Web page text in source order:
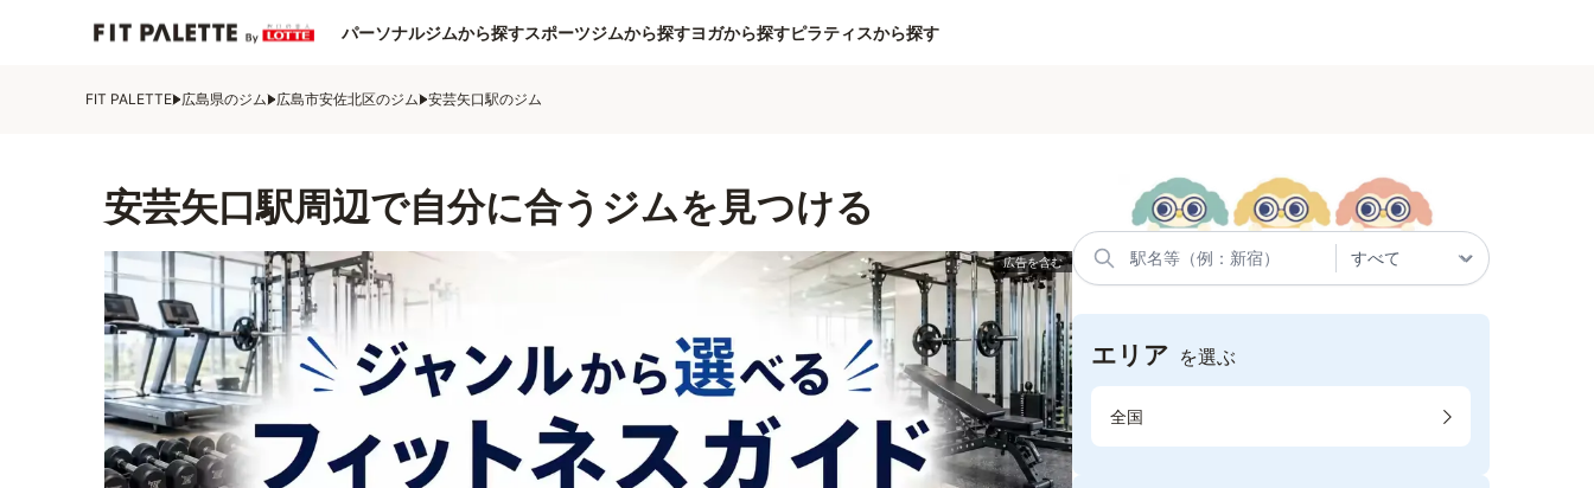
パーソナルジムから探すスポーツジムから探すヨガから探すピラティスから探す
FIT PALETTE 広島県のジム 広島市安佐北区のジム 安芸矢口駅のジム
安芸矢口駅周辺で自分に合うジムを見つける
エリア を選ぶ
全国